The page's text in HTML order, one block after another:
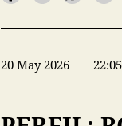
20 May 2026 22:05